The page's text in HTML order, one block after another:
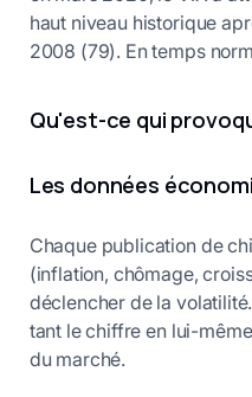
haut niveau historique
2008 (79). En temps
Qu'est-ce qui
Les données
Chaque publication de
(inflation, chômage,
déclencher de la
tant le chiffre en lui-
du marché.